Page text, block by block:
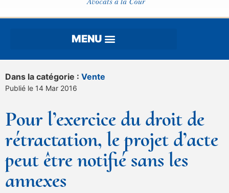
Dans la catégorie : Vente
Publié le 14 Mar 2016
Pour l’exercice du droit de
rétractation, le projet d’acte
peut être notifié sans les
annexes